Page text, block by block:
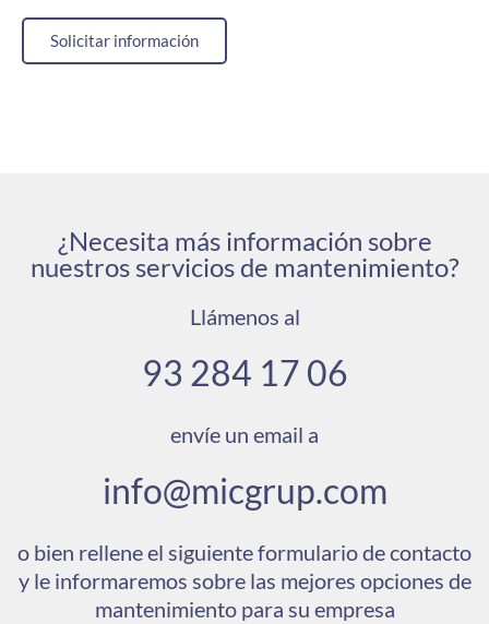
Solicitar información
¿Necesita más información sobre
nuestros servicios de mantenimiento?
Llámenos al
93 284 17 06
envíe un email a
info@micgrup.com
o bien rellene el siguiente formulario de contacto
y le informaremos sobre las mejores opciones de
mantenimiento para su empresa